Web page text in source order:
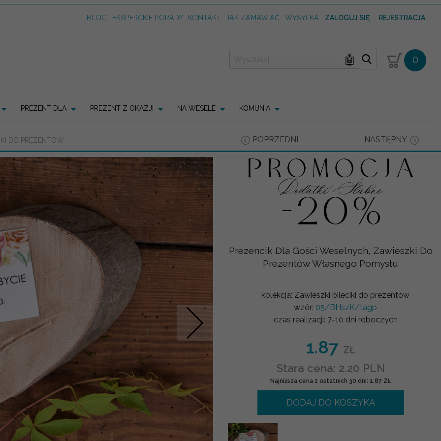
BLOG EKSPERCKIE PORADY KONTAKT JAK ZAMAWIAĆ WYSYŁKA ZALOGUJ SIĘ REJESTRACJA
🤖 0
PREZENT DLA PREZENT Z OKAZJI NA WESELE KOMUNIA
DO PREZENTÓW POPRZEDNI NASTĘPNY
Nastepne
Prezencik Dla Gości Weselnych, Zawieszki Do
Prezentów Własnego Pomysłu
kolekcja: Zawieszki bileciki do prezentów
wzór: 05/BHszK/tagp
czas realizacji: 7-10 dni roboczych
1.87 ZŁ
Stara cena: 2.20 PLN
Najniższa cena z ostatnich 30 dni: 1.87 ZŁ
DODAJ DO KOSZYKA